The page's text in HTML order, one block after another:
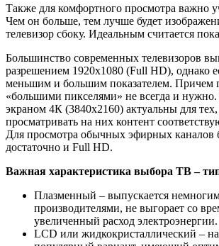
Также для комфортного просмотра важно
Чем он больше, тем лучше будет
телевизор сбоку. Идеальным считается
Большинство современных телевизоров
разрешением 1920x1080 (Full HD), однако
меньшим и большим показателем. Причем
«большими пикселями» не всегда и нужно.
экраном 4К (3840х2160) актуальны для тех,
просматривать на них контент
Для просмотра обычных эфирных каналов
достаточно и Full HD.
Важная характеристика выбора ТВ –
Плазменный – выпускается
производителями, не выгорает со
увеличенный расход электроэнергии.
LCD или жидкокристаллический –